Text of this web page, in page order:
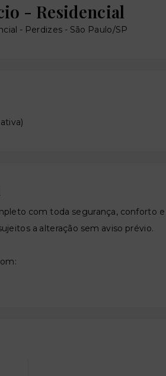
- Residencial
- Perdizes - São Paulo/SP
)
com toda segurança, conforto
a alteração sem aviso prévio.